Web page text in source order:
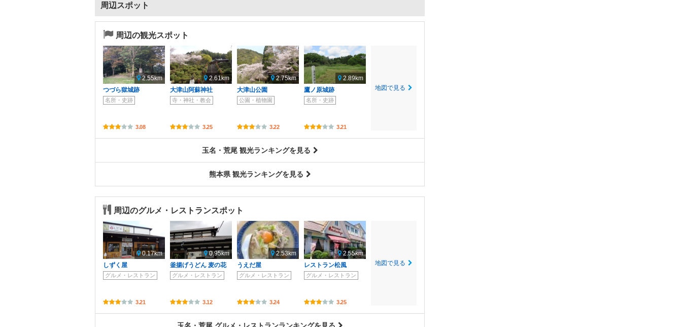
周辺スポット
周辺の観光スポット
2.55km
つづら獄城跡
名所・史跡
3.08
2.61km
大津山阿蘇神社
寺・神社・教会
3.25
2.75km
大津山公園
公園・植物園
3.22
2.89km
鷹ノ原城跡
名所・史跡
3.21
地図で見る
玉名・荒尾 観光ランキングを見る
熊本県 観光ランキングを見る
周辺のグルメ・レストランスポット
0.17km
しずく屋
グルメ・レストラン
3.21
0.95km
釜揚げうどん 麦の花
グルメ・レストラン
3.12
2.53km
うえだ屋
グルメ・レストラン
3.24
2.55km
レストラン松風
グルメ・レストラン
3.25
地図で見る